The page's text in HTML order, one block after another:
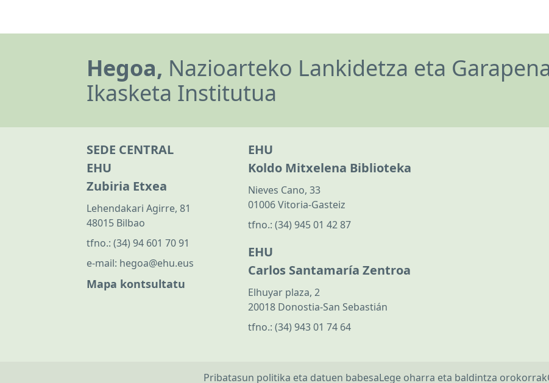
Hegoa, Nazioarteko Lankidetza eta
Ikasketa Institutua
SEDE CENTRAL
EHU
Zubiria Etxea
Lehendakari Agirre, 81
48015 Bilbao
tfno.: (34) 94 601 70 91
e-mail: hegoa@ehu.eus
Mapa kontsultatu
EHU
Koldo Mitxelena Biblioteka
Nieves Cano, 33
01006 Vitoria-Gasteiz
tfno.: (34) 945 01 42 87
EHU
Carlos Santamaría Zentroa
Elhuyar plaza, 2
20018 Donostia-San Sebastián
tfno.: (34) 943 01 74 64
Pribatasun politika eta datuen babesaLege oharra eta baldintza orokorrak